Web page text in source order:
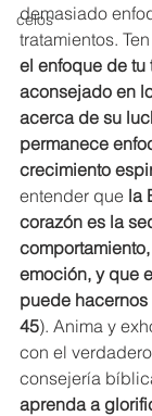
celos
demasiado
tratamientos.
el enfoque de tu
aconsejado en
acerca de su
permanece
crecimiento
entender que la
corazón es la
emoción, y que
puede
45). Anima y
con el
consejería
aprenda a